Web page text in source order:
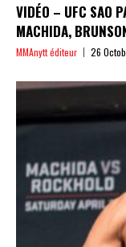
VIDÉO – UFC SAO
MACHIDA,
MMAnytt éditeur 26